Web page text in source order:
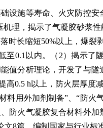
设施等寿命、火灾防控
机理，揭示了气凝胶砂浆
时长缩短50%以上，爆裂
至0.1 以内。（ 2）揭示了
值分析理论，开发了与
高0.5 h 以上，防火层厚度
用外加剂制备”、“防
防火气凝胶复合材料外